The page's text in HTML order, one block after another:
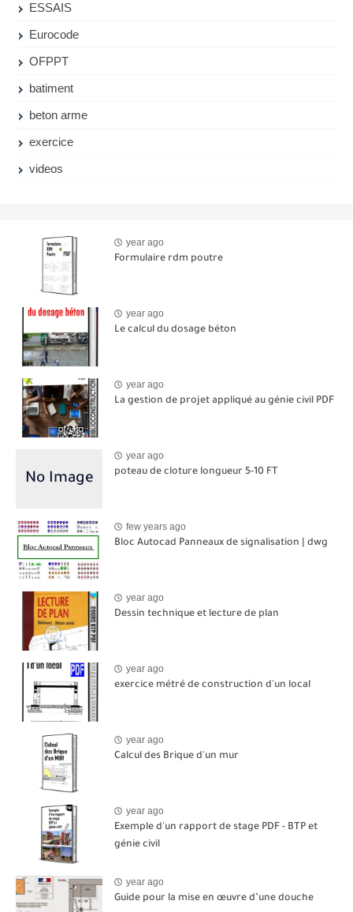
ESSAIS
Eurocode
OFPPT
batiment
beton arme
exercice
videos
year ago
Formulaire rdm poutre
year ago
Le calcul du dosage béton
year ago
La gestion de projet appliqué au génie civil PDF
year ago
poteau de cloture longueur 5-10 FT
few years ago
Bloc Autocad Panneaux de signalisation | dwg
year ago
Dessin technique et lecture de plan
year ago
exercice métré de construction d'un local
year ago
Calcul des Brique d'un mur
year ago
Exemple d'un rapport de stage PDF - BTP et
génie civil
year ago
Guide pour la mise en œuvre d’une douche